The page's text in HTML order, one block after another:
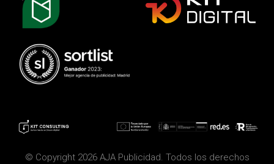
© Copyright 2026 AJA Publicidad. Todos los derechos